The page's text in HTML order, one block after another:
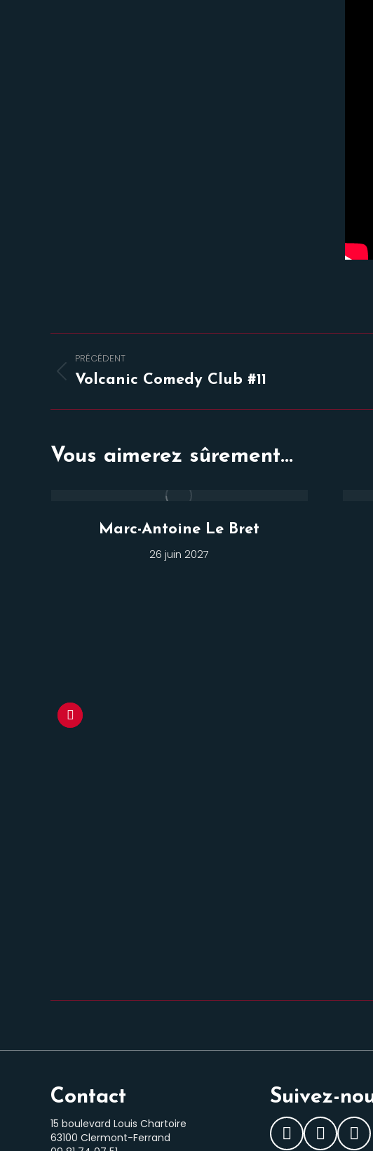
Navigation
de
commentaire
PRÉCÉDENT
Onglet
Volcanic Comedy Club #11
Vous aimerez sûrement...
Marc-Antoine Le Bret
26 juin 2027
Contact
15 boulevard Louis Chartoire
63100 Clermont-Ferrand
Suivez-
Facebook